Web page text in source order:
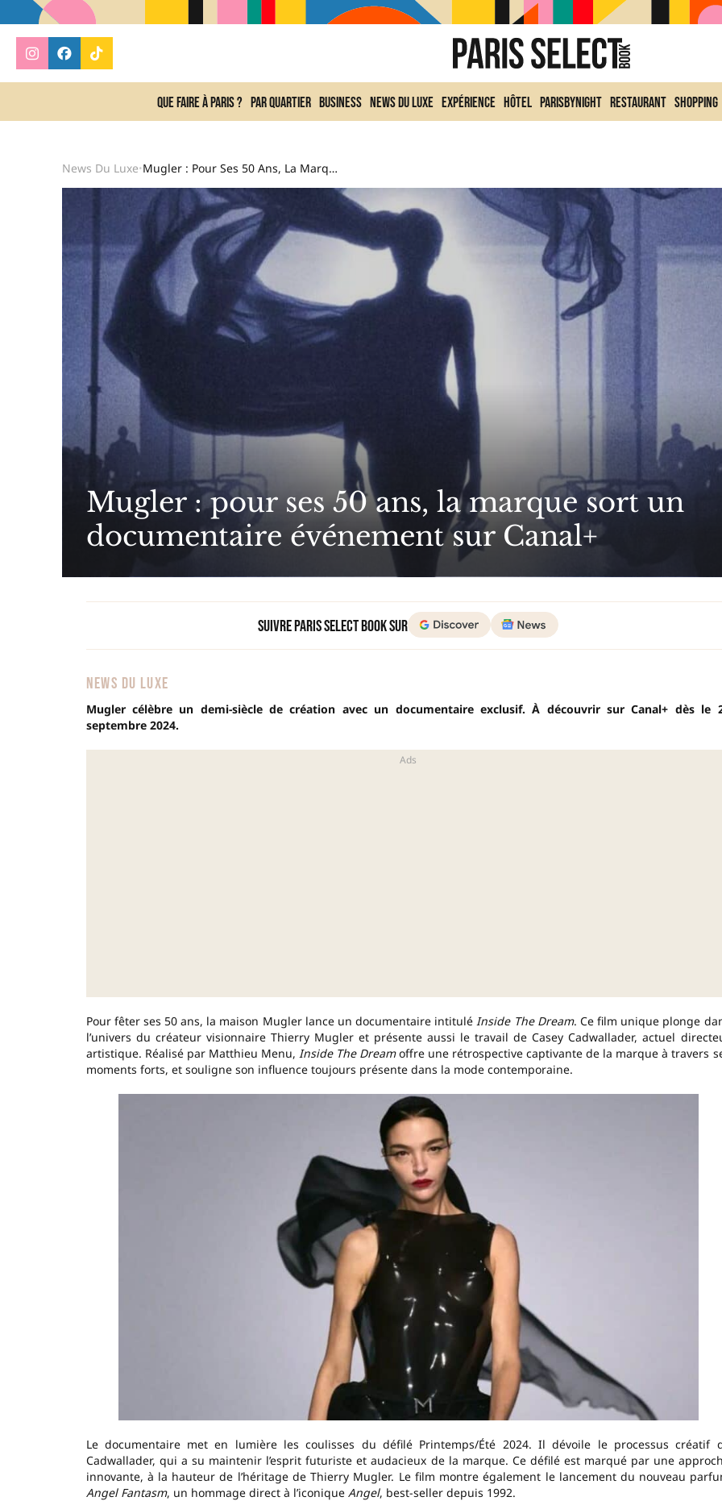
Que faire à Paris ? Par quartier Business News du Luxe Expérience Hôtel ParisByNight Restaurant Shopping
News Du Luxe• Mugler : Pour Ses 50 Ans, La Marque Sort Un Documentaire Événement Sur Canal+
Mugler : pour ses 50 ans, la marque sort un
documentaire événement sur Canal+
Suivre Paris Select Book sur
NEWS DU LUXE
Mugler célèbre un demi-siècle de création avec un documentaire exclusif. À découvrir sur Canal+ dès le
septembre 2024.
Pour fêter ses 50 ans, la maison Mugler lance un documentaire intituléInside The Dream. Ce film unique plonge
l’univers du créateur visionnaire Thierry Mugler et présente aussi le travail de Casey Cadwallader, actuel
artistique. Réalisé par Matthieu Menu, Inside The Dreamoffre une rétrospective captivante de la marque à travers
moments forts, et souligne son influence toujours présente dans la mode contemporaine.
Le documentaire met en lumière les coulisses du défilé Printemps/Été 2024. Il dévoile le processus créatif
Cadwallader, qui a su maintenir l’esprit futuriste et audacieux de la marque. Ce défilé est marqué par une
innovante, à la hauteur de l’héritage de Thierry Mugler. Le film montre également le lancement du nouveau
Angel Fantasm, un hommage direct à l’iconique Angel, best-seller depuis 1992.